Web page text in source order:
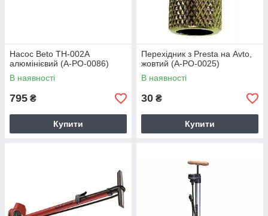
Насос Beto TH-002A
алюмінієвий (A-PO-0086)
В наявності
795 ₴
Купити
Перехідник з Presta на Avto,
жовтий (A-PO-0025)
В наявності
30 ₴
Купити